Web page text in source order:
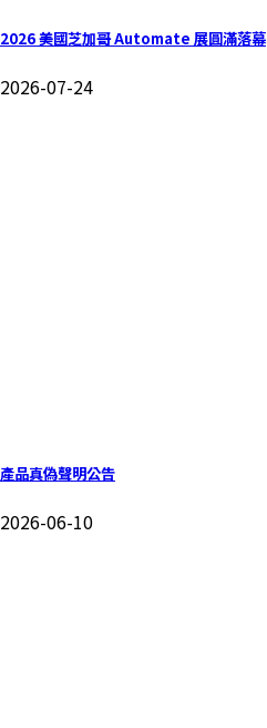
2026 美國芝加哥 Automate 展圓滿落幕
2026-07-24
產品真偽聲明公告
2026-06-10